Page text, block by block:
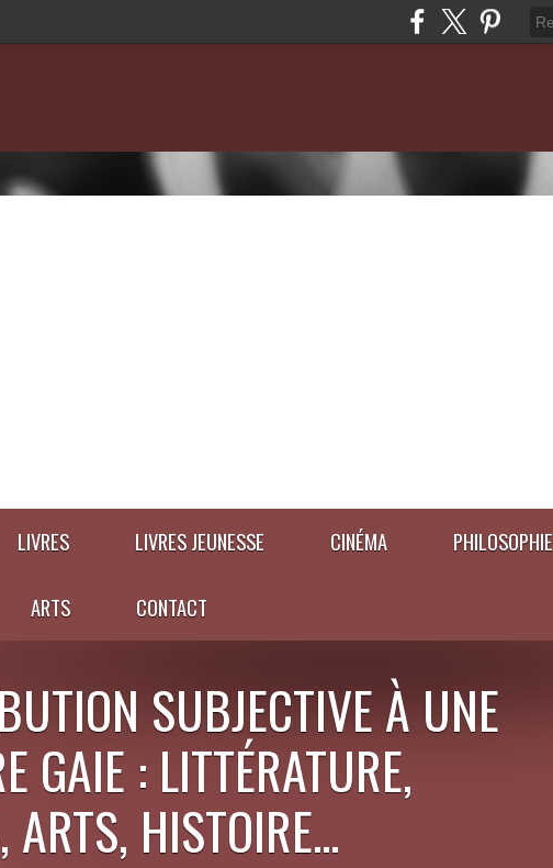
LIVRES LIVRES JEUNESSE CINÉMA PHILOSOPHIE
ARTS CONTACT
SUBJECTIVE À UNE
GAIE : LITTÉRATURE,
ARTS, HISTOIRE...